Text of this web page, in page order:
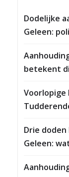
Dodelijke
Geleen:
betekent
Voorlopige
Drie
Geleen: